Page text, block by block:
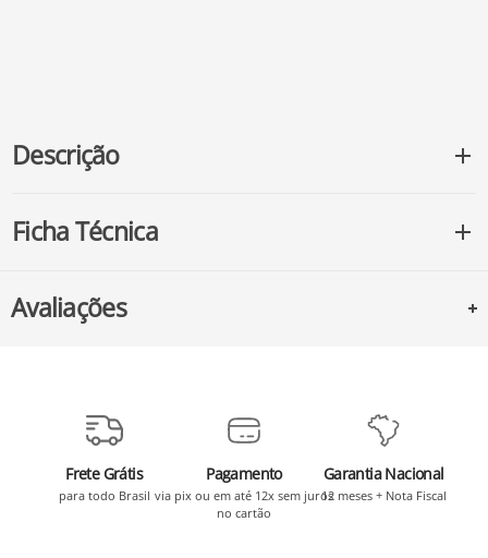
Descrição
Ficha Técnica
Avaliações
Frete Grátis
para todo Brasil
Pagamento
via pix ou em até 12x sem juros
no cartão
Garantia Nacional
12 meses + Nota Fiscal